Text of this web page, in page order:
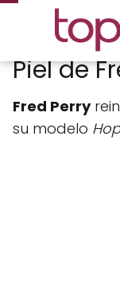
Piel de
Fred Perry
su modelo